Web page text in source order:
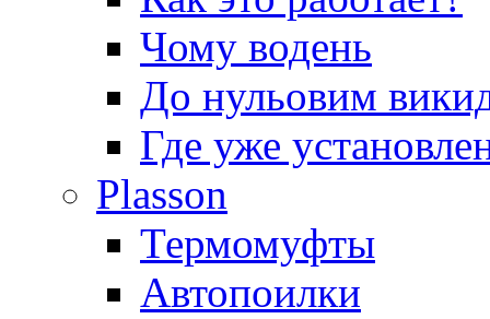
Чому водень
До нульовим
Где уже
Plasson
Термомуфты
Автопоилки